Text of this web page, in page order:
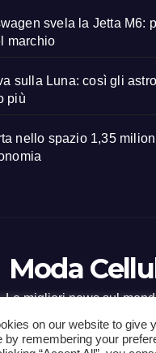
svela la Jetta M6:
marchio
sulla Luna: così gli
più
nello spazio 1,35
Moda
Le migliori news sul
on our website to give
by remembering your